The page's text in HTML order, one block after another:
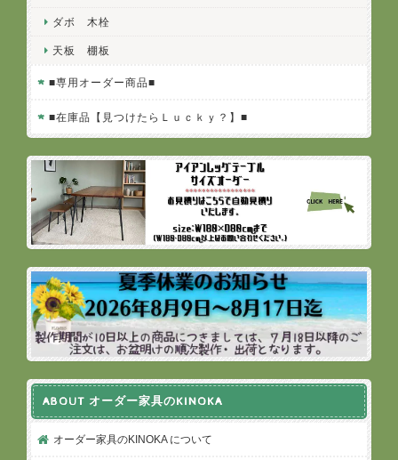
ダボ 木栓
天板 棚板
■専用オーダー商品■
■在庫品【見つけたらＬｕｃｋｙ？】■
ABOUT オーダー家具のKINOKA
オーダー家具のKINOKA について